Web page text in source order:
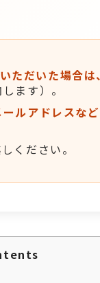
ただいた場合
ます）。
ルアドレスな
ください。